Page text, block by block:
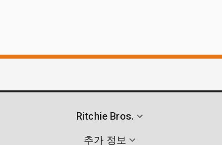
Ritchie Bros.
추가 정보